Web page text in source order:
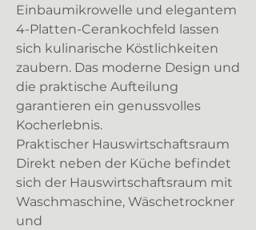
Einbaumikrowelle und elegantem
4-Platten-Cerankochfeld lassen
sich kulinarische Köstlichkeiten
zaubern. Das moderne Design und
die praktische Aufteilung
garantieren ein genussvolles
Kocherlebnis.
Praktischer Hauswirtschaftsraum
Direkt neben der Küche befindet
sich der Hauswirtschaftsraum mit
Waschmaschine, Wäschetrockner
und